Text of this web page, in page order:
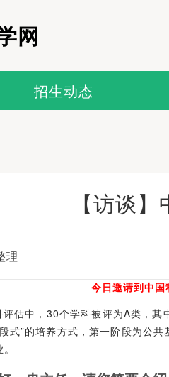
网
招生动态
【访谈
理
今日邀请到中
评估中，30个学科被评为A类，
式”的培养方式，第一阶段为公